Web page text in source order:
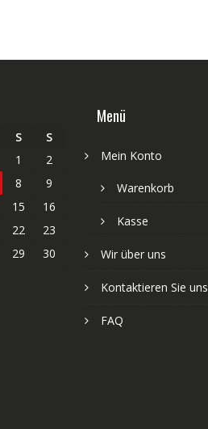
S
S
1
2
8
9
15
16
22
23
29
30
Menü
Mein Konto
Warenkorb
Kasse
Wir über uns
Kontaktieren Sie uns
FAQ